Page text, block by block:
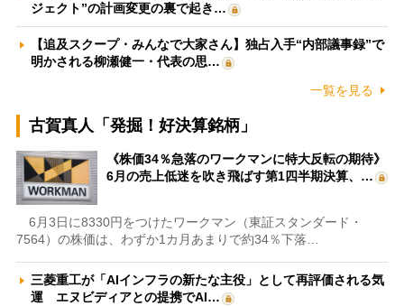
ジェクト”の計画変更の裏で起き…
【追及スクープ・みんなで大家さん】独占入手“内部議事録”で
明かされる柳瀬健一・代表の思…
一覧を見る
古賀真人「発掘！好決算銘柄」
《株価34％急落のワークマンに特大反転の期待》
6月の売上低迷を吹き飛ばす第1四半期決算、…
6月3日に8330円をつけたワークマン（東証スタンダード・
7564）の株価は、わずか1カ月あまりで約34％下落…
三菱重工が「AIインフラの新たな主役」として再評価される気
運 エヌビディアとの提携でAI…